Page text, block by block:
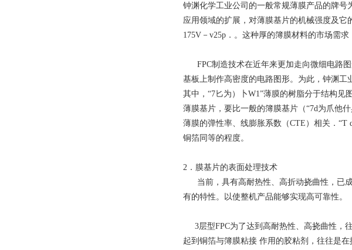
钟渊化学工业公司的一般常规薄膜产品的牌号
应用领域的扩展，对薄膜基片的机械强度及
175V－v25p．。这种厚的簿膜材料的市场需求
FPC制造技术在近年来更加走向微细电路
基板上制作高密度的电路图形。为此，钟渊工
其中，“7匕为）卜W1”薄膜的树脂分于结构见
薄膜基片，要比一般的簿膜基片（“7d为爪他
薄膜的弹性率、线膨胀系数（CTE）相关．
铜箔同等的程度。
2．膜基片的表面处理技术
当前，具有高耐热性、高折动挠曲性，已成
有的特性。以使整机产品能够实现高可靠性。
3层型FPC为了达到高耐热性、高挠曲性，
起到铜箔与簿膜粘接 作用的胶粘剂，往往是